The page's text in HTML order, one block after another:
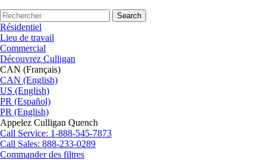
Search
Résidentiel
Lieu de travail
Commercial
Découvrez Culligan
CAN (Français)
CAN (English)
US (English)
PR (Español)
PR (English)
Appelez Culligan Quench
Call Service: 1-888-545-7873
Call Sales: 888-233-0289
Commander des filtres